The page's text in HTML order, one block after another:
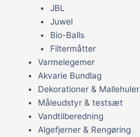
JBL
Juwel
Bio-Balls
Filtermåtter
Varmelegemer
Akvarie Bundlag
Dekorationer & Mallehuler
Måleudstyr & testsæt
Vandtilberedning
Algefjerner & Rengøring